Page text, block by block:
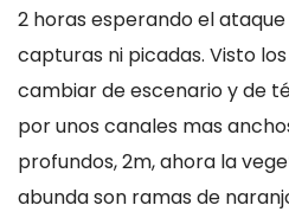
2 horas esperando el
capturas ni picadas. Visto
cambiar de escenario y de
por unos canales mas
profundos, 2m, ahora la
abunda son ramas de